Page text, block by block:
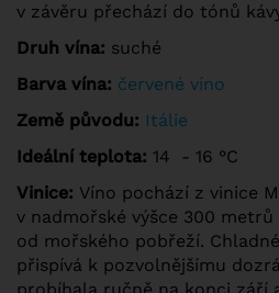
v závěru přechází do tónů
Druh vína: suché
Barva vína: červené víno
Země původu: Itálie
Ideální teplota: 14 - 16 °C
Vinice: Víno pochází z vinice
v nadmořské výšce 300
od mořského pobřeží.
přispívá k pozvolnějšímu